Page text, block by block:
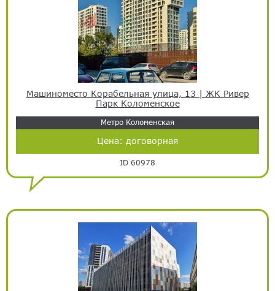
Машиноместо Корабельная улица, 13 | ЖК Ривер
Парк Коломенское
Метро Коломенская
Цена: договорная
ID 60978